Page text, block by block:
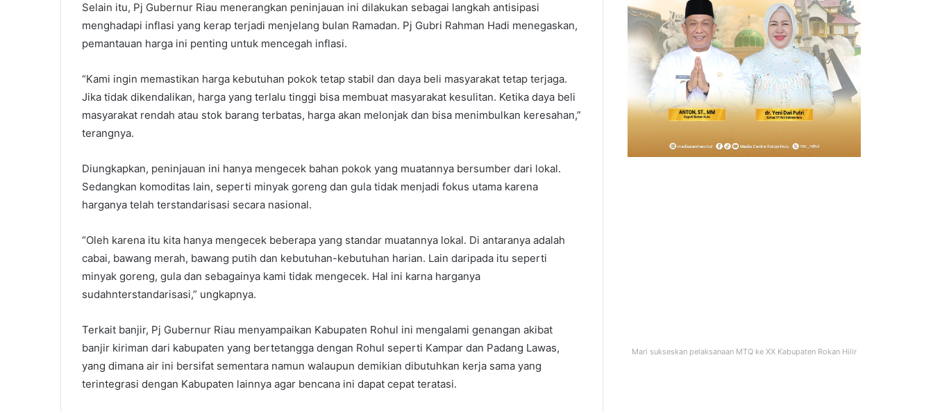
Selain itu, Pj Gubernur Riau menerangkan peninjauan ini dilakukan sebagai langkah antisipasi
menghadapi inflasi yang kerap terjadi menjelang bulan Ramadan. Pj Gubri Rahman Hadi menegaskan,
pemantauan harga ini penting untuk mencegah inflasi.
“Kami ingin memastikan harga kebutuhan pokok tetap stabil dan daya beli masyarakat tetap terjaga.
Jika tidak dikendalikan, harga yang terlalu tinggi bisa membuat masyarakat kesulitan. Ketika daya beli
masyarakat rendah atau stok barang terbatas, harga akan melonjak dan bisa menimbulkan keresahan,”
terangnya.
Diungkapkan, peninjauan ini hanya mengecek bahan pokok yang muatannya bersumber dari lokal.
Sedangkan komoditas lain, seperti minyak goreng dan gula tidak menjadi fokus utama karena
harganya telah terstandarisasi secara nasional.
“Oleh karena itu kita hanya mengecek beberapa yang standar muatannya lokal. Di antaranya adalah
cabai, bawang merah, bawang putih dan kebutuhan-kebutuhan harian. Lain daripada itu seperti
minyak goreng, gula dan sebagainya kami tidak mengecek. Hal ini karna harganya
sudahnterstandarisasi,” ungkapnya.
Terkait banjir, Pj Gubernur Riau menyampaikan Kabupaten Rohul ini mengalami genangan akibat
banjir kiriman dari kabupaten yang bertetangga dengan Rohul seperti Kampar dan Padang Lawas,
yang dimana air ini bersifat sementara namun walaupun demikian dibutuhkan kerja sama yang
terintegrasi dengan Kabupaten lainnya agar bencana ini dapat cepat teratasi.
Mari sukseskan pelaksanaan MTQ ke XX Kabupaten Rokan Hilir